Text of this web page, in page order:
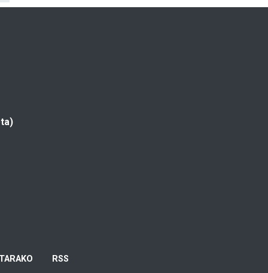
RSS